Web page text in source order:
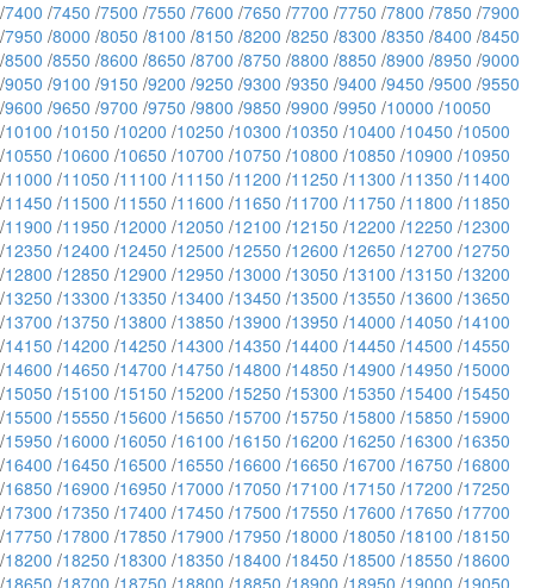
/7400 /7450 /7500 /7550 /7600 /7650 /7700 /7750 /7800 /7850 /7900
/7950 /8000 /8050 /8100 /8150 /8200 /8250 /8300 /8350 /8400 /8450
/8500 /8550 /8600 /8650 /8700 /8750 /8800 /8850 /8900 /8950 /9000
/9050 /9100 /9150 /9200 /9250 /9300 /9350 /9400 /9450 /9500 /9550
/9600 /9650 /9700 /9750 /9800 /9850 /9900 /9950 /10000 /10050
/10100 /10150 /10200 /10250 /10300 /10350 /10400 /10450 /10500
/10550 /10600 /10650 /10700 /10750 /10800 /10850 /10900 /10950
/11000 /11050 /11100 /11150 /11200 /11250 /11300 /11350 /11400
/11450 /11500 /11550 /11600 /11650 /11700 /11750 /11800 /11850
/11900 /11950 /12000 /12050 /12100 /12150 /12200 /12250 /12300
/12350 /12400 /12450 /12500 /12550 /12600 /12650 /12700 /12750
/12800 /12850 /12900 /12950 /13000 /13050 /13100 /13150 /13200
/13250 /13300 /13350 /13400 /13450 /13500 /13550 /13600 /13650
/13700 /13750 /13800 /13850 /13900 /13950 /14000 /14050 /14100
/14150 /14200 /14250 /14300 /14350 /14400 /14450 /14500 /14550
/14600 /14650 /14700 /14750 /14800 /14850 /14900 /14950 /15000
/15050 /15100 /15150 /15200 /15250 /15300 /15350 /15400 /15450
/15500 /15550 /15600 /15650 /15700 /15750 /15800 /15850 /15900
/15950 /16000 /16050 /16100 /16150 /16200 /16250 /16300 /16350
/16400 /16450 /16500 /16550 /16600 /16650 /16700 /16750 /16800
/16850 /16900 /16950 /17000 /17050 /17100 /17150 /17200 /17250
/17300 /17350 /17400 /17450 /17500 /17550 /17600 /17650 /17700
/17750 /17800 /17850 /17900 /17950 /18000 /18050 /18100 /18150
/18200 /18250 /18300 /18350 /18400 /18450 /18500 /18550 /18600
/18650 /18700 /18750 /18800 /18850 /18900 /18950 /19000 /19050